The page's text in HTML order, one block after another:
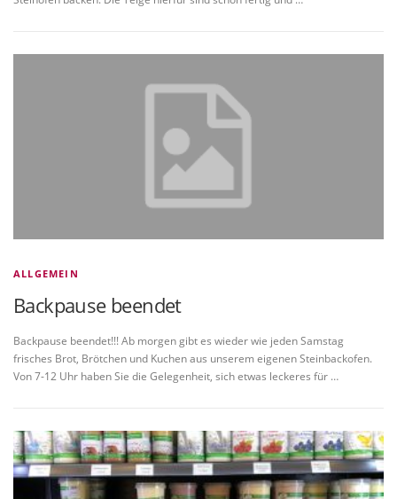
ALLGEMEIN
Backpause beendet
Backpause beendet!!! Ab morgen gibt es wieder wie jeden Samstag
frisches Brot, Brötchen und Kuchen aus unserem eigenen Steinbackofen.
Von 7-12 Uhr haben Sie die Gelegenheit, sich etwas leckeres für …